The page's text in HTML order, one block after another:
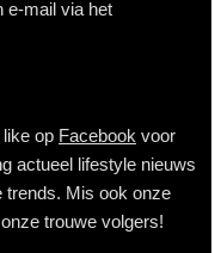
e-mail via het
op Facebook voor
actueel lifestyle nieuws
trends. Mis ook onze
trouwe volgers!